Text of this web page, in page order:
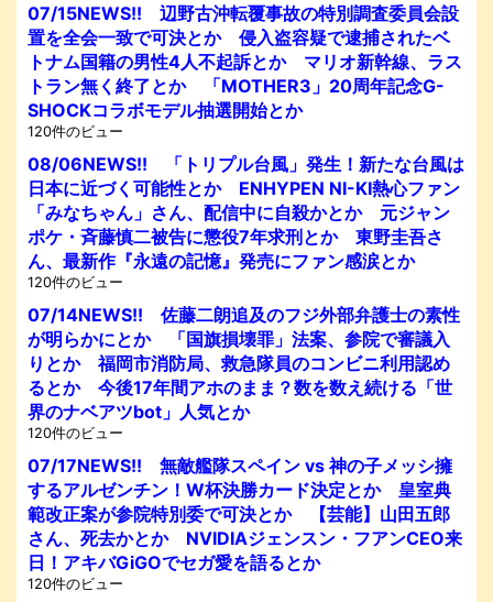
07/15NEWS!! 辺野古沖転覆事故の特別調査委員会設
置を全会一致で可決とか 侵入盗容疑で逮捕されたベ
トナム国籍の男性4人不起訴とか マリオ新幹線、ラス
トラン無く終了とか 「MOTHER3」20周年記念G-
SHOCKコラボモデル抽選開始とか
120件のビュー
08/06NEWS!! 「トリプル台風」発生！新たな台風は
日本に近づく可能性とか ENHYPEN NI-KI熱心ファン
「みなちゃん」さん、配信中に自殺かとか 元ジャン
ポケ・斉藤慎二被告に懲役7年求刑とか 東野圭吾さ
ん、最新作『永遠の記憶』発売にファン感涙とか
120件のビュー
07/14NEWS!! 佐藤二朗追及のフジ外部弁護士の素性
が明らかにとか 「国旗損壊罪」法案、参院で審議入
りとか 福岡市消防局、救急隊員のコンビニ利用認め
るとか 今後17年間アホのまま？数を数え続ける「世
界のナベアツbot」人気とか
120件のビュー
07/17NEWS!! 無敵艦隊スペイン vs 神の子メッシ擁
するアルゼンチン！W杯決勝カード決定とか 皇室典
範改正案が参院特別委で可決とか 【芸能】山田五郎
さん、死去かとか NVIDIAジェンスン・フアンCEO来
日！アキバGiGOでセガ愛を語るとか
120件のビュー